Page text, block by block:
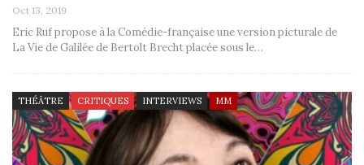
Oct 13, 2019
Eric Ruf propose à la Comédie-française une version picturale de
La Vie de Galilée de Bertolt Brecht placée sous le…
THÉÂTRE CRITIQUES INTERVIEWS MM